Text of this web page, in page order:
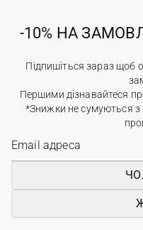
-10% НА
Підпишіться зараз щоб
Першими дізнавайтеся
*Знижки не сумуються